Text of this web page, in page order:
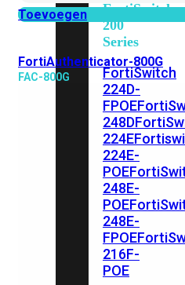
FortiSwitch
200
Series
FortiSwitch
224D-
FPOE
248D
224E
224E-
POE
248E-
POE
248E-
FPOE
216F-
POE
Toevoegen
FortiAuthenticator-800G
FAC-800G